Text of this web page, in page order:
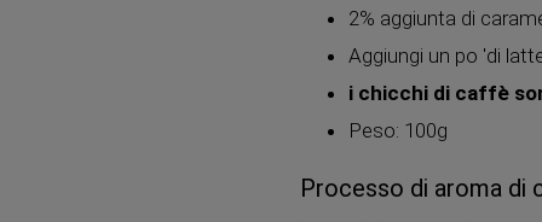
2% aggiunta di
Aggiungi un po 'di
i chicchi di caffè
Peso: 100g
Processo di aroma di